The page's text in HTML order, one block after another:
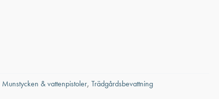
Munstycken & vattenpistoler, Trädgårdsbevattning